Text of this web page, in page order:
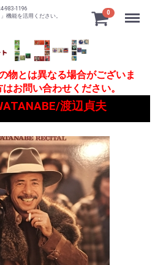
983-1196
機能を活用ください。
0 Menu
物とは異なる場合がございま
お問い合わせください。
渡辺貞夫